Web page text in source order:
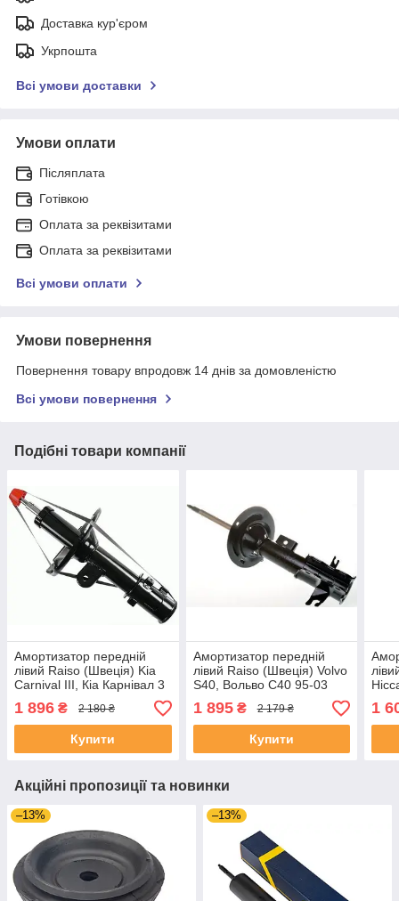
Доставка кур'єром
Укрпошта
Всі умови доставки
Умови оплати
Післяплата
Готівкою
Оплата за реквізитами
Оплата за реквізитами
Всі умови оплати
Умови повернення
Повернення товару впродовж 14 днів за домовленістю
Всі умови повернення
Подібні товари компанії
Амортизатор передній
лівий Raiso (Швеція) Kia
Carnival III, Кіа Карнівал 3
06-14 #RS313520
UASURIS4
1 896 ₴ 2 180 ₴
Купити
Амортизатор передній
лівий Raiso (Швеція) Volvo
S40, Вольво С40 95-03
#RS310839 UAIDTOL4
1 895₴ 2 179 ₴
Купити
1
Акційні пропозиції та новинки
–13% –13%